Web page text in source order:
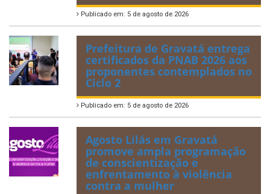
Publicado em: 5 de agosto de 2026
Prefeitura de Gravatá entrega
certificados da PNAB 2026 aos
proponentes contemplados no
Ciclo 2
Publicado em: 5 de agosto de 2026
Agosto Lilás em Gravatá
promove ampla programação
de conscientização e
enfrentamento à violência
contra a mulher